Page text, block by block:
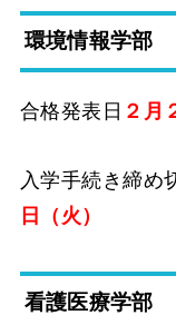
環境情報学部
合格発表日 ２月
入学手続き締め
日（火）
看護医療学部